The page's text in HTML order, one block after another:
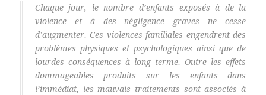
Chaque jour, le nombre d’enfants exposés à de la
violence et à des négligence graves ne cesse
d’augmenter. Ces violences familiales engendrent des
problèmes physiques et psychologiques ainsi que de
lourdes conséquences à long terme. Outre les effets
dommageables produits sur les enfants dans
l’immédiat, les mauvais traitements sont associés à